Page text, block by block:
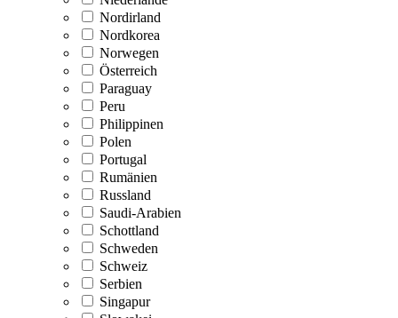
Nordirland
Nordkorea
Norwegen
Österreich
Paraguay
Peru
Philippinen
Polen
Portugal
Rumänien
Russland
Saudi-Arabien
Schottland
Schweden
Schweiz
Serbien
Singapur